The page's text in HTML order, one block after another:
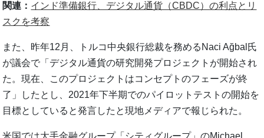
関連： インド準備銀行、デジタル通貨（CBDC）の利点とリ
スクを考察
また、昨年12月、トルコ中央銀行総裁を務めるNaci Ağbal氏
が議会で「デジタル通貨の研究開発プロジェクトが開始され
た。現在、このプロジェクトはコンセプトのフェーズが終
了」したとし、2021年下半期でのパイロットテストの開始を
目標としていると発言したと現地メディアで報じられた。